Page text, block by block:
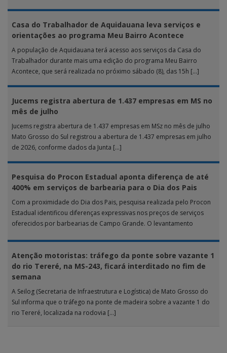
Casa do Trabalhador de Aquidauana leva serviços e
orientações ao programa Meu Bairro Acontece
A população de Aquidauana terá acesso aos serviços da Casa do
Trabalhador durante mais uma edição do programa Meu Bairro
Acontece, que será realizada no próximo sábado (8), das 15h […]
Jucems registra abertura de 1.437 empresas em MS no
mês de julho
Jucems registra abertura de 1.437 empresas em MSz no mês de julho
Mato Grosso do Sul registrou a abertura de 1.437 empresas em julho
de 2026, conforme dados da Junta […]
Pesquisa do Procon Estadual aponta diferença de até
400% em serviços de barbearia para o Dia dos Pais
Com a proximidade do Dia dos Pais, pesquisa realizada pelo Procon
Estadual identificou diferenças expressivas nos preços de serviços
oferecidos por barbearias de Campo Grande. O levantamento
Atenção motoristas: tráfego da ponte sobre vazante 1
do rio Tereré, na MS-243, ficará interditado no fim de
semana
A Seilog (Secretaria de Infraestrutura e Logística) de Mato Grosso do
Sul informa que o tráfego na ponte de madeira sobre a vazante 1 do
rio Tereré, localizada na rodovia […]